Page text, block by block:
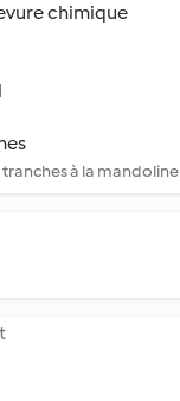
chimique
à la mandoline